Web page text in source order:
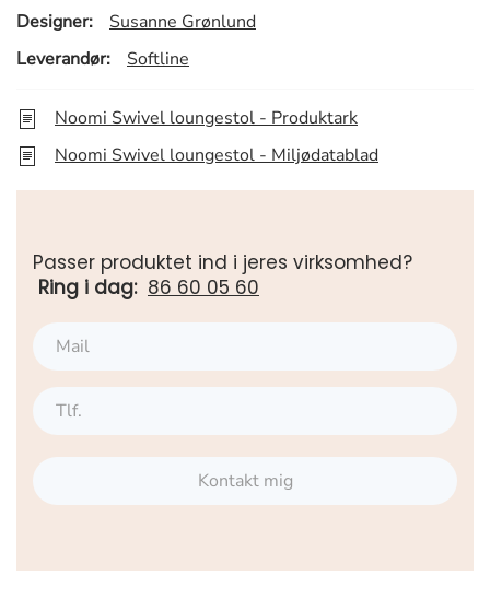
Designer:
Susanne Grønlund
Leverandør:
Softline
Noomi Swivel loungestol - Produktark
Noomi Swivel loungestol - Miljødatablad
Passer produktet ind i jeres virksomhed?
Ring i dag: 86 60 05 60
Kontakt mig